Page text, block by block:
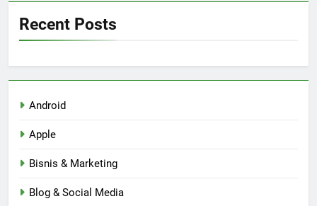
Recent Posts
Android
Apple
Bisnis & Marketing
Blog & Social Media